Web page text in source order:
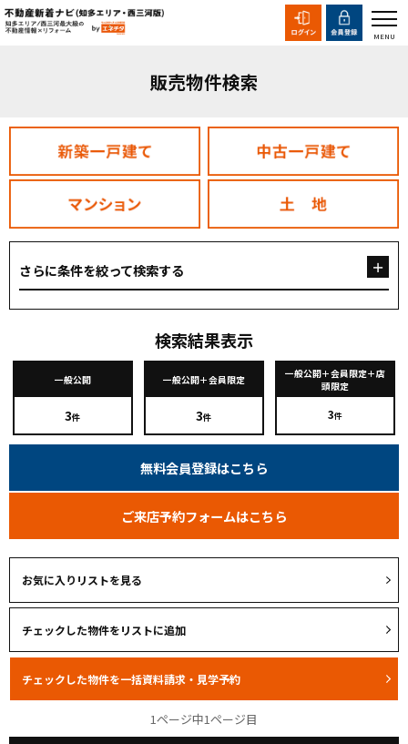
販売物件検索
さらに条件を絞って検索する
検索結果表示
一般公開
3件
一般公開＋会員限定
3件
一般公開＋会員限定＋店
頭限定
3件
無料会員登録はこちら
ご来店予約フォームはこちら
お気に入りリストを見る
1ページ中1ページ目